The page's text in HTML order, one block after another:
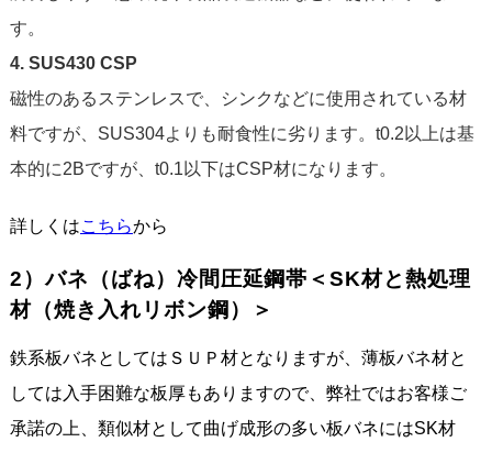
す。
4. SUS430 CSP
磁性のあるステンレスで、シンクなどに使用されている材
料ですが、SUS304よりも耐食性に劣ります。t0.2以上は基
本的に2Bですが、t0.1以下はCSP材になります。
詳しくはこちらから
2）バネ（ばね）冷間圧延鋼帯＜SK材と熱処理
材（焼き入れリボン鋼）＞
鉄系板バネとしてはＳＵＰ材となりますが、薄板バネ材と
しては入手困難な板厚もありますので、弊社ではお客様ご
承諾の上、類似材として曲げ成形の多い板バネにはSK材